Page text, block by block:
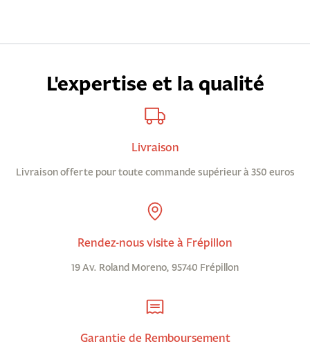
L'expertise et la qualité
Livraison
Livraison offerte pour toute commande supérieur à 350 euros
Rendez-nous visite à Frépillon
19 Av. Roland Moreno, 95740 Frépillon
Garantie de Remboursement